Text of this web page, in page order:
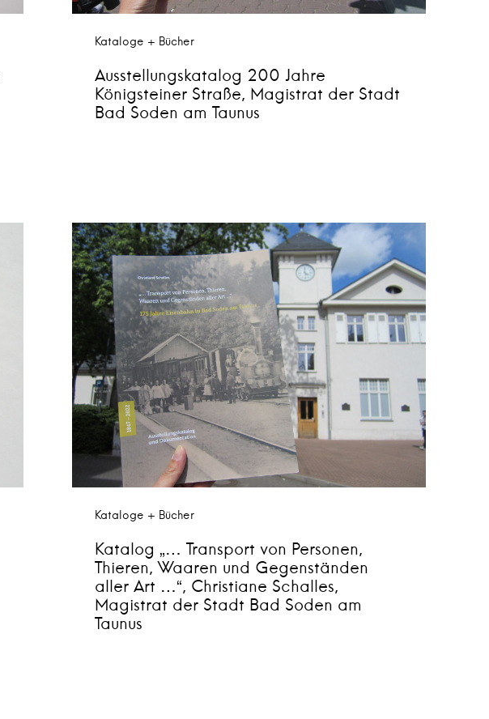
Kataloge + Bücher
Ausstellungskatalog 200 Jahre
Königsteiner Straße, Magistrat der Stadt
Bad Soden am Taunus
Kataloge + Bücher
Katalog „… Transport von Personen,
Thieren, Waaren und Gegenständen
aller Art …“, Christiane Schalles,
Magistrat der Stadt Bad Soden am
Taunus